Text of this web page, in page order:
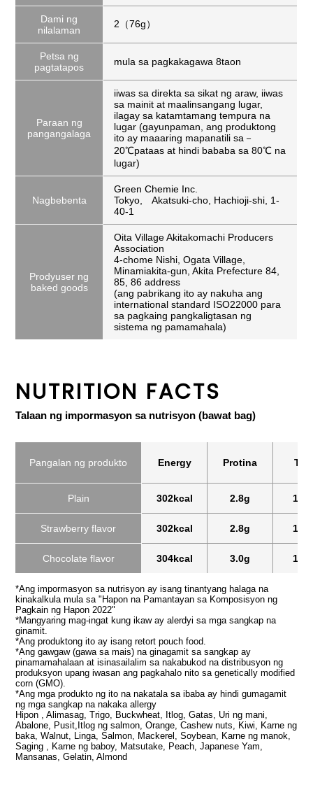
Dami ng
nilalaman
2（76g）
Petsa ng
pagtatapos
mula sa pagkakagawa 8taon
Paraan ng
pangangalaga
iiwas sa direkta sa sikat ng araw, iiwas
sa mainit at maalinsangang lugar,
ilagay sa katamtamang tempura na
lugar (gayunpaman, ang produktong
ito ay maaaring mapanatili sa－
20℃pataas at hindi bababa sa 80℃ na
lugar)
Nagbebenta
Green Chemie Inc.
Tokyo, Akatsuki-cho, Hachioji-shi, 1-
40-1
Prodyuser ng
baked goods
Oita Village Akitakomachi Producers
Association
4-chome Nishi, Ogata Village,
Minamiakita-gun, Akita Prefecture 84,
85, 86 address
(ang pabrikang ito ay nakuha ang
international standard ISO22000 para
sa pagkaing pangkaligtasan ng
sistema ng pamamahala)
NUTRITION FACTS
Talaan ng impormasyon sa nutrisyon (bawat bag)
Pangalan ng produkto Energy Protina
Plain 302kcal 2.8g
Strawberry flavor 302kcal 2.8g
Chocolate flavor 304kcal 3.0g
*Ang impormasyon sa nutrisyon ay isang tinantyang halaga na
kinakalkula mula sa "Hapon na Pamantayan sa Komposisyon ng
Pagkain ng Hapon 2022"
*Mangyaring mag-ingat kung ikaw ay alerdyi sa mga sangkap na
ginamit.
*Ang produktong ito ay isang retort pouch food.
*Ang gawgaw (gawa sa mais) na ginagamit sa sangkap ay
pinamamahalaan at isinasailalim sa nakabukod na distribusyon ng
produksyon upang iwasan ang pagkahalo nito sa genetically modified
corn (GMO).
*Ang mga produkto ng ito na nakatala sa ibaba ay hindi gumagamit
ng mga sangkap na nakaka allergy
Hipon , Alimasag, Trigo, Buckwheat, Itlog, Gatas, Uri ng mani,
Abalone, Pusit,Itlog ng salmon, Orange, Cashew nuts, Kiwi, Karne ng
baka, Walnut, Linga, Salmon, Mackerel, Soybean, Karne ng manok,
Saging , Karne ng baboy, Matsutake, Peach, Japanese Yam,
Mansanas, Gelatin, Almond